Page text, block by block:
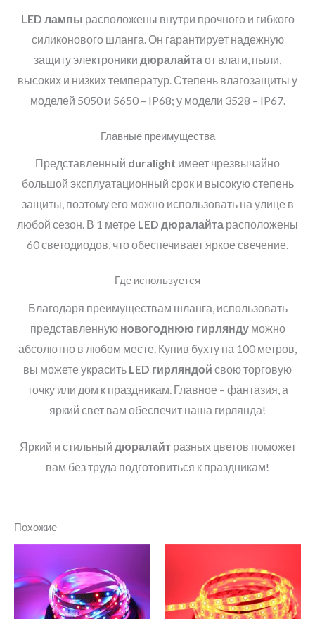
LED лампы расположены внутри прочного и гибкого
силиконового шланга. Он гарантирует надежную
защиту электроники дюралайта от влаги, пыли,
высоких и низких температур. Степень влагозащиты у
моделей 5050 и 5650 – IP68; у модели 3528 – IP67.
Главные преимущества
Представленный duralight имеет чрезвычайно
большой эксплуатационный срок и высокую степень
защиты, поэтому его можно использовать на улице в
любой сезон. В 1 метре LED дюралайта расположены
60 светодиодов, что обеспечивает яркое свечение.
Где используется
Благодаря преимуществам шланга, использовать
представленную новогоднюю гирляндуможно
абсолютно в любом месте. Купив бухту на 100 метров,
вы можете украсить LED гирляндой свою торговую
точку или дом к праздникам. Главное – фантазия, а
яркий свет вам обеспечит наша гирлянда!
Яркий и стильный дюралайтразных цветов поможет
вам без труда подготовиться к праздникам!
Похожие